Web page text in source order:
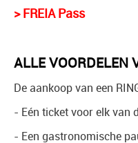
> FREIA Pass
ALLE VOORDELEN
De aankoop van een
- Eén ticket voor elk van
- Een gastronomische